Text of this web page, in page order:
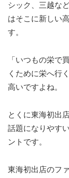
シック、三越な
はそこに新しい
す。
「いつもの栄で
くために栄へ行
高いですよね。
とくに東海初出
話題になりやす
ントです。
東海初出店のフ